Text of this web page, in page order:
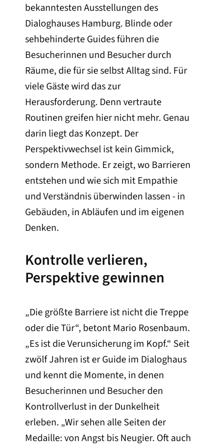
bekanntesten Ausstellungen des
Dialoghauses Hamburg. Blinde oder
sehbehinderte Guides führen die
Besucherinnen und Besucher durch
Räume, die für sie selbst Alltag sind. Für
viele Gäste wird das zur
Herausforderung. Denn vertraute
Routinen greifen hier nicht mehr. Genau
darin liegt das Konzept. Der
Perspektivwechsel ist kein Gimmick,
sondern Methode. Er zeigt, wo Barrieren
entstehen und wie sich mit Empathie
und Verständnis überwinden lassen - in
Gebäuden, in Abläufen und im eigenen
Denken.
Kontrolle verlieren,
Perspektive gewinnen
„Die größte Barriere ist nicht die Treppe
oder die Tür“, betont Mario Rosenbaum.
„Es ist die Verunsicherung im Kopf.“ Seit
zwölf Jahren ist er Guide im Dialoghaus
und kennt die Momente, in denen
Besucherinnen und Besucher den
Kontrollverlust in der Dunkelheit
erleben. „Wir sehen alle Seiten der
Medaille: von Angst bis Neugier. Oft auch